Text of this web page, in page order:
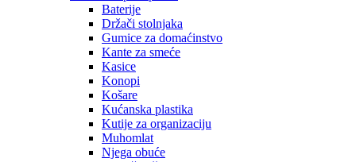
Baterije
Držači stolnjaka
Gumice za domaćinstvo
Kante za smeće
Kasice
Konopi
Košare
Kućanska plastika
Kutije za organizaciju
Muhomlat
Njega obuće